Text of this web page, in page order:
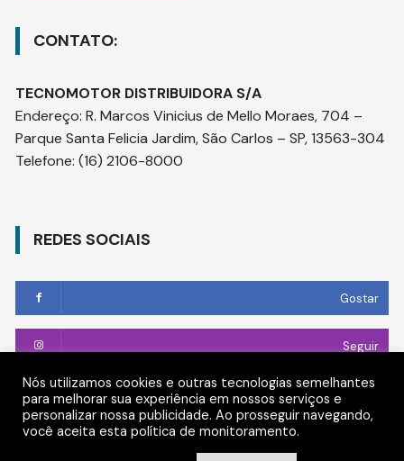
CONTATO:
TECNOMOTOR DISTRIBUIDORA S/A
Endereço:R. Marcos Vinicius de Mello Moraes, 704 –
Parque Santa Felicia Jardim, São Carlos – SP, 13563-304
Telefone:(16) 2106-8000
REDES SOCIAIS
Gostar
Seguir
Conectar
Nós utilizamos cookies e outras tecnologias semelhantes
para melhorar sua experiência em nossos serviços e
personalizar nossa publicidade. Ao prosseguir navegando,
você aceita esta política de monitoramento.